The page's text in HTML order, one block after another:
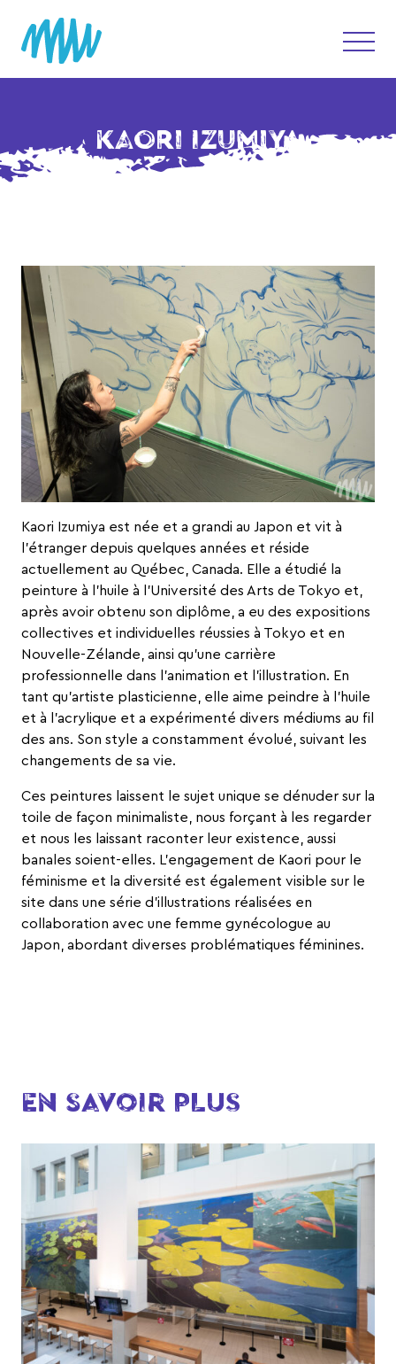
KAORI IZUMIYA
Kaori Izumiya est née et a grandi au Japon et vit à
l’étranger depuis quelques années et réside
actuellement au Québec, Canada. Elle a étudié la
peinture à l’huile à l’Université des Arts de Tokyo et,
après avoir obtenu son diplôme, a eu des expositions
collectives et individuelles réussies à Tokyo et en
Nouvelle-Zélande, ainsi qu’une carrière
professionnelle dans l’animation et l’illustration. En
tant qu’artiste plasticienne, elle aime peindre à l’huile
et à l’acrylique et a expérimenté divers médiums au fil
des ans. Son style a constamment évolué, suivant les
changements de sa vie.
Ces peintures laissent le sujet unique se dénuder sur la
toile de façon minimaliste, nous forçant à les regarder
et nous les laissant raconter leur existence, aussi
banales soient-elles. L’engagement de Kaori pour le
féminisme et la diversité est également visible sur le
site dans une série d’illustrations réalisées en
collaboration avec une femme gynécologue au
Japon, abordant diverses problématiques féminines.
EN SAVOIR PLUS